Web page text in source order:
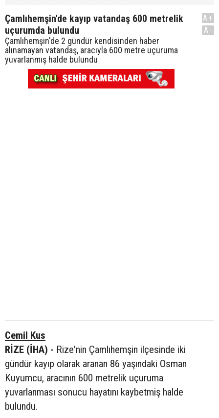
Çamlıhemşin'de kayıp vatandaş 600 metrelik
uçurumda bulundu
Çamlıhemşin'de 2 gündür kendisinden haber
alınamayan vatandaş, aracıyla 600 metre uçuruma
yuvarlanmış halde bulundu
A+
A-
Cemil Kus
RİZE (İHA) - Rize'nin Çamlıhemşin ilçesinde iki
gündür kayıp olarak aranan 86 yaşındaki Osman
Kuyumcu, aracının 600 metrelik uçuruma
yuvarlanması sonucu hayatını kaybetmiş halde
bulundu.